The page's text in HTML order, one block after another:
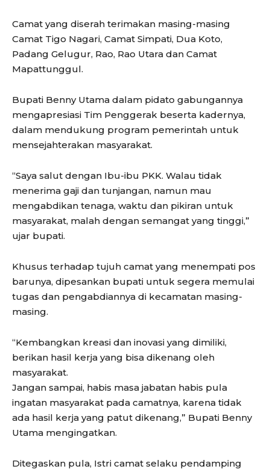
Camat yang diserah terimakan masing-masing
Camat Tigo Nagari, Camat Simpati, Dua Koto,
Padang Gelugur, Rao, Rao Utara dan Camat
Mapattunggul.
Bupati Benny Utama dalam pidato gabungannya
mengapresiasi Tim Penggerak beserta kadernya,
dalam mendukung program pemerintah untuk
mensejahterakan masyarakat.
“Saya salut dengan Ibu-ibu PKK. Walau tidak
menerima gaji dan tunjangan, namun mau
mengabdikan tenaga, waktu dan pikiran untuk
masyarakat, malah dengan semangat yang tinggi,”
ujar bupati.
Khusus terhadap tujuh camat yang menempati pos
barunya, dipesankan bupati untuk segera memulai
tugas dan pengabdiannya di kecamatan masing-
masing.
“Kembangkan kreasi dan inovasi yang dimiliki,
berikan hasil kerja yang bisa dikenang oleh
masyarakat.
Jangan sampai, habis masa jabatan habis pula
ingatan masyarakat pada camatnya, karena tidak
ada hasil kerja yang patut dikenang,” Bupati Benny
Utama mengingatkan.
Ditegaskan pula, Istri camat selaku pendamping